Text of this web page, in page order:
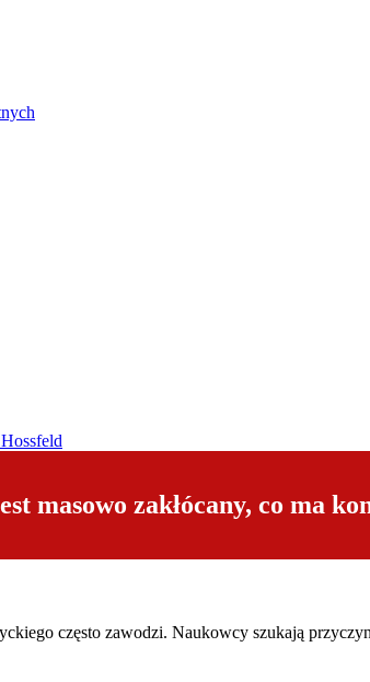
masowo zakłócany, co ma
często zawodzi. Naukowcy szukają